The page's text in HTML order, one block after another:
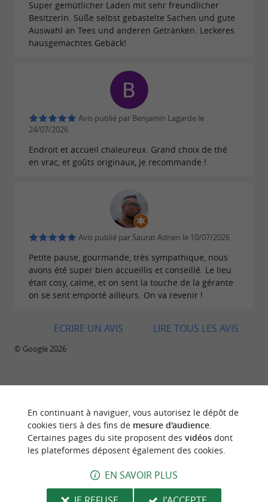
Ateliers créatifs et artisanat : libérez
votre talent
Sous l'œil bienveillant d'Aurora
transforme en un laboratoire d'idées pour tous
les âges (dès 6 ans). Que vous soyez débutants
ou passionnés, lesateliers créatifscouvrent un
spectre infini :
cours de dessin et peinture,
macramé, art floral, couture ou encore
C’est aussi le lieu idéal pour organiser un
anniversaire original, un EVJF créatif ou une
Baby Shower mémorable. Entre deux coups de
pinceau lors des séances de dessin
hebdomadaires, vous pourrez chiner des
cadeaux faits mainet descréations
Super gemütlicher Laden mit sehr freundlicher
Besitzerin. Süße selbst gebastelte Sachen und gute
Auswahl an Tees und anderen Getränken. Leckeres
hausgemachtes Gebäck!
Avis publié par Benjamin Lagarde le
24/07/2026
Endroit et accueil chaleureux. Grand choix de thé
en vrac, et goûts originaux, je recommande !
Avis publié par Saurat Adrien le 10/07/2026
Petite pause, gourmande, très sympathique, nous
avons été super bien accueillis et conseillé. Le lieu
était cosy, calme, et on sent la touche de la gérante
on se sent emporté ailleurs. On va revenir !
LIRE TOUS LES AVIS
ECRIRE UN AVIS
© Google 2026
BALADESÀ PROXIMITÉ
En continuant à naviguer, vous autorisez le dépôt de
cookies tiers à des fins de mesure d'audience.
Certaines pages du site proposent des vidéosdont
les plateformes déposent également des cookies.
EN SAVOIR PLUS